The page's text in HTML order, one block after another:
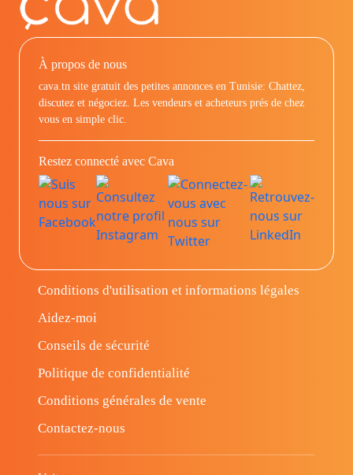
À propos de nous
cava.tn site gratuit des petites annonces en Tunisie: Chattez,
discutez et négociez. Les vendeurs et acheteurs prés de chez
vous en simple clic.
Restez connecté avec Cava
Conditions d'utilisation et informations légales
Aidez-moi
Conseils de sécurité
Politique de confidentialité
Conditions générales de vente
Contactez-nous